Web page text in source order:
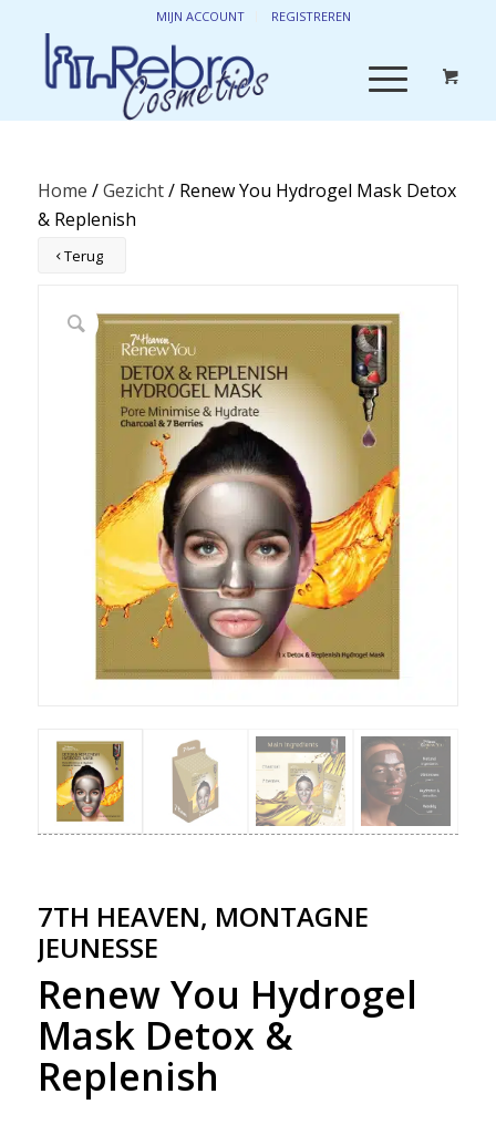
MIJN ACCOUNT REGISTREREN
Home /Gezicht/ Renew You Hydrogel Mask Detox
& Replenish
Terug
7TH HEAVEN, MONTAGNE
JEUNESSE
Renew You Hydrogel
Mask Detox &
Replenish